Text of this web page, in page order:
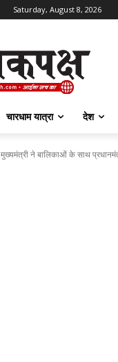
Saturday, August 8, 2026
चारधाम यात्रा देश
मुख्यमंत्री ने बालिकाओं के साथ